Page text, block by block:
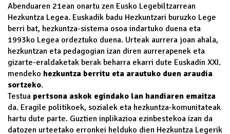
Abenduaren 21ean onartu zen Eusko Legebiltzarrean
Hezkuntza Legea. Euskadik badu Hezkuntzari buruzko Lege
berri bat, hezkuntza-sistema osoa indartuko duena eta
1993ko Legea ordeztuko duena. Urteak aurrera joan ahala,
hezkuntzan eta pedagogian izan diren aurrerapenek eta
gizarte-eraldaketak berak beharra ekarri dute Euskadin XXI.
mendeko hezkuntza berritu eta arautuko duen araudia
sortzeko.
Testua pertsona askok egindako lan handiaren emaitza
da. Eragile politikoek, sozialek eta hezkuntza-komunitateak
hartu dute parte. Guztien inplikazioa ezinbestekoa izan da
datozen urteetako erronkei helduko dien Hezkuntza Legerik